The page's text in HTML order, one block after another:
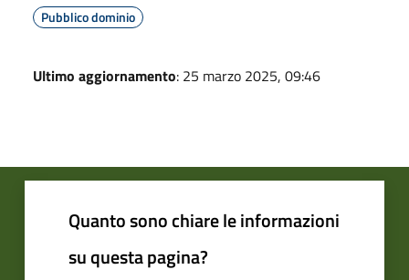
Pubblico dominio
Ultimo aggiornamento: 25 marzo 2025, 09:46
Quanto sono chiare le informazioni
su questa pagina?